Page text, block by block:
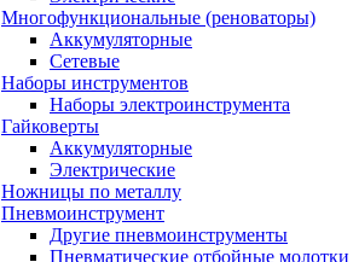
Многофункциональные (реноваторы)
Аккумуляторные
Сетевые
Наборы инструментов
Наборы электроинструмента
Гайковерты
Аккумуляторные
Электрические
Ножницы по металлу
Пневмоинструмент
Другие пневмоинструменты
Пневматические отбойные молотки